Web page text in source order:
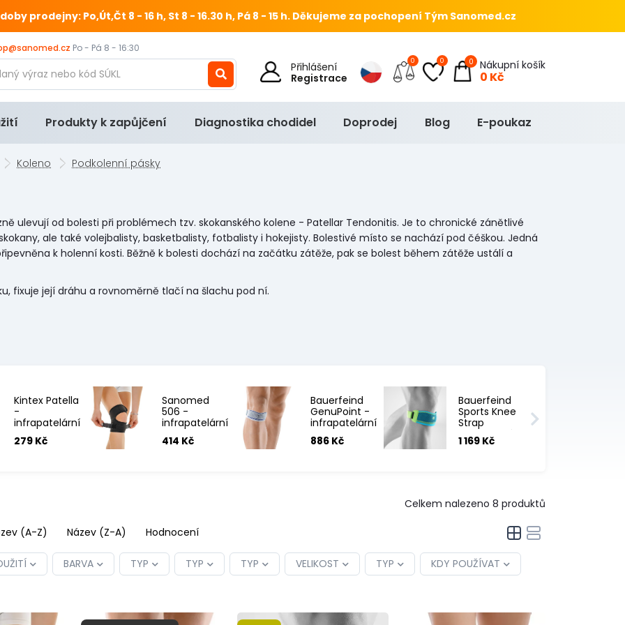
prodejny: Po,Út,Čt 8 - 16 h, St 8 - 16.30 h, Pá 8 - 15 h. Děkujeme za pochopení Tým Sanomed.cz
Po - Pá 8 - 16:30
Přihlášení
Registrace
0 0 Nákupní košík
0 Kč
0
Produkty k zapůjčení Diagnostika chodidel Doprodej Blog E-poukaz
Koleno Podkolenní pásky
ulevují od bolesti při problémech tzv. skokanského kolene - Patellar Tendonitis. Je to chronické zánětlivé
ale také volejbalisty, basketbalisty, fotbalisty i hokejisty. Bolestivé místo se nachází pod čéškou. Jedná
k holenní kosti. Běžně k bolesti dochází na začátku zátěže, pak se bolest během zátěže ustálí a
fixuje její dráhu a rovnoměrně tlačí na šlachu pod ní.
Kintex Patella
-
infrapatelární
páska - UNI
279 Kč
Sanomed
506 -
infrapatelární
bandáž
414 Kč
Bauerfeind
GenuPoint -
infrapatelární
bandáž
886 Kč
Bauerfeind
Sports Knee
Strap
podkolenní
páska
1 169 Kč
Celkem nalezeno 8 produktů
(A-Z) Název (Z-A) Hodnocení
BARVA TYP TYP TYP VELIKOST TYP KDY POUŽÍVAT